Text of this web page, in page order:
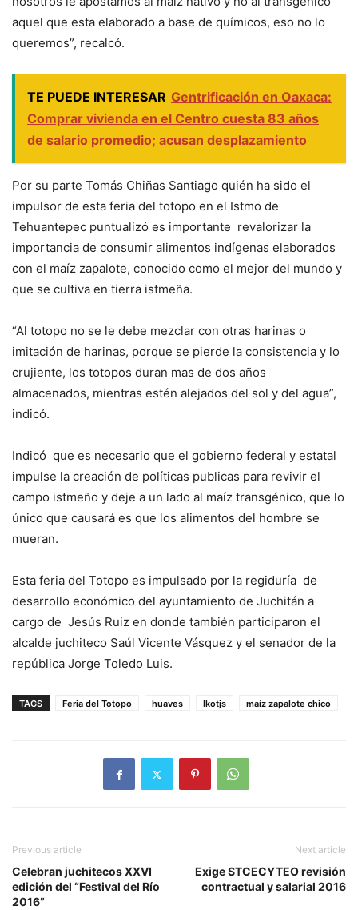
aquel que esta elaborado a base de químicos, eso no lo
queremos”, recalcó.
TE PUEDE INTERESAR Gentrificación en Oaxaca:
Comprar vivienda en el Centro cuesta 83 años
de salario promedio; acusan desplazamiento
Por su parte Tomás Chiñas Santiago quién ha sido el
impulsor de esta feria del totopo en el Istmo de
Tehuantepec puntualizó es importante revalorizar la
importancia de consumir alimentos indígenas elaborados
con el maíz zapalote, conocido como el mejor del mundo y
que se cultiva en tierra istmeña.
“Al totopo no se le debe mezclar con otras harinas o
imitación de harinas, porque se pierde la consistencia y lo
crujiente, los totopos duran mas de dos años
almacenados, mientras estén alejados del sol y del agua”,
indicó.
Indicó que es necesario que el gobierno federal y estatal
impulse la creación de políticas publicas para revivir el
campo istmeño y deje a un lado al maíz transgénico, que lo
único que causará es que los alimentos del hombre se
mueran.
Esta feria del Totopo es impulsado por la regiduría de
desarrollo económico del ayuntamiento de Juchitán a
cargo de Jesús Ruiz en donde también participaron el
alcalde juchiteco Saúl Vicente Vásquez y el senador de la
república Jorge Toledo Luis.
TAGS Feria del Totopo huaves Ikotjs maíz zapalote chico
Previous article
Celebran juchitecos XXVI
edición del “Festival del Río
2016”
Next article
Exige STCECYTEO revisión
contractual y salarial 2016